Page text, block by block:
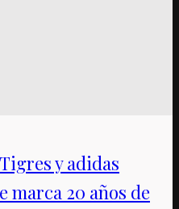
y adidas
marca 20 años de